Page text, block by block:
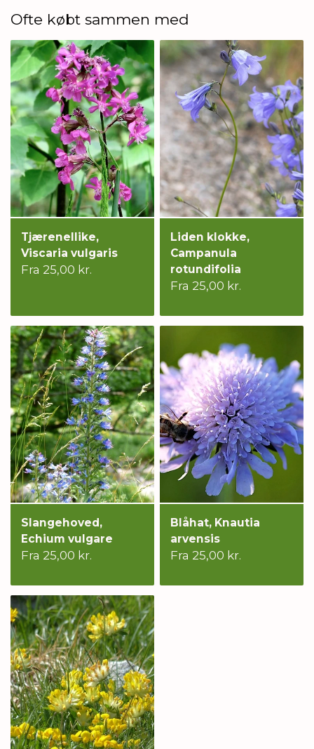
Ofte købt sammen med
Tjærenellike,
Viscaria vulgaris
Fra 25,00 kr.
Liden klokke,
Campanula
rotundifolia
Fra 25,00 kr.
Slangehoved,
Echium vulgare
Fra 25,00 kr.
Blåhat, Knautia
arvensis
Fra 25,00 kr.